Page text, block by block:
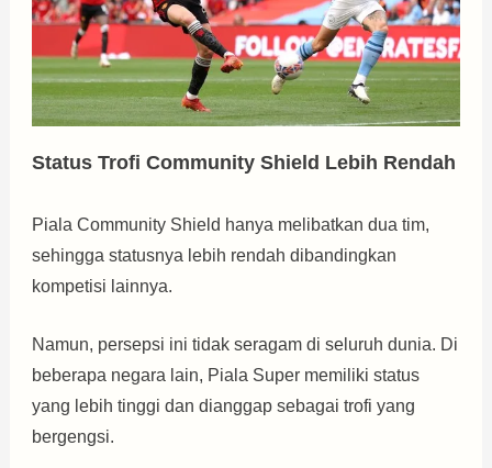
Status Trofi Community Shield Lebih Rendah
Piala Community Shield hanya melibatkan dua tim,
sehingga statusnya lebih rendah dibandingkan
kompetisi lainnya.
Namun, persepsi ini tidak seragam di seluruh dunia. Di
beberapa negara lain, Piala Super memiliki status
yang lebih tinggi dan dianggap sebagai trofi yang
bergengsi.